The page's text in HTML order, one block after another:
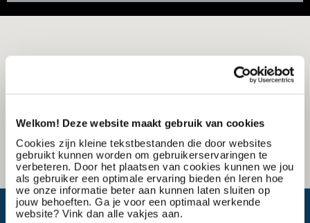
Welkom! Deze website maakt gebruik van cookies
Cookies zijn kleine tekstbestanden die door websites
gebruikt kunnen worden om gebruikerservaringen te
verbeteren. Door het plaatsen van cookies kunnen we jou
als gebruiker een optimale ervaring bieden én leren hoe
we onze informatie beter aan kunnen laten sluiten op
jouw behoeften. Ga je voor een optimaal werkende
website? Vink dan alle vakjes aan.
What is my travel time?